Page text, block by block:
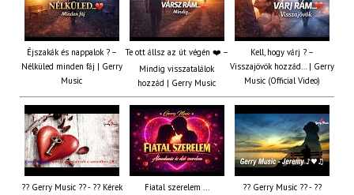
Éjszakák és nappalok ? –
Nélküled minden fáj | Gerry
Music
Te ott állsz az út végén ❤️ –
Mindig visszatalálok
hozzád | Gerry Music
Kell, hogy várj ? –
Visszajövök hozzád… | Gerry
Music (Official Video)
?? Gerry Music ?? - ?? Kérek
Fiatal szerelem ...
?? Gerry Music ?? - ??